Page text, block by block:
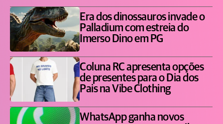
Era dos dinossauros invade o
Palladium com estreia do
Imerso Dino em PG
Coluna RC apresenta opções
de presentes para o Dia dos
Pais na Vibe Clothing
WhatsApp ganha novos